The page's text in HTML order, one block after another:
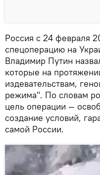
Россия с 24 февраля
спецоперацию на
Владимир Путин
которые на
издевательствам,
режима". По словам
цель операции —
создание условий,
самой России.